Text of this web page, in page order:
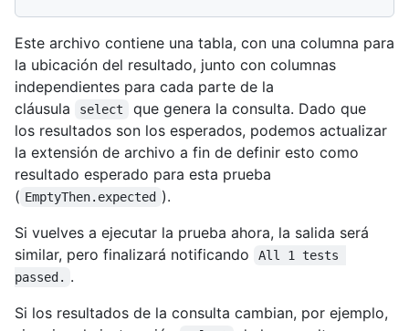
Este archivo contiene una tabla, con una columna para
la ubicación del resultado, junto con columnas
independientes para cada parte de la
cláusula
select
que genera la consulta. Dado que
los resultados son los esperados, podemos actualizar
la extensión de archivo a fin de definir esto como
resultado esperado para esta prueba
( EmptyThen.expected ).
Si vuelves a ejecutar la prueba ahora, la salida será
similar, pero finalizará notificando
All 1 tests
passed. .
Si los resultados de la consulta cambian, por ejemplo,